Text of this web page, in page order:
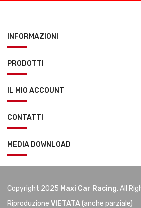
INFORMAZIONI
PRODOTTI
IL MIO ACCOUNT
CONTATTI
MEDIA DOWNLOAD
Copyright 2025 Maxi Car Racing. All
Riproduzione VIETATA(anche parziale)